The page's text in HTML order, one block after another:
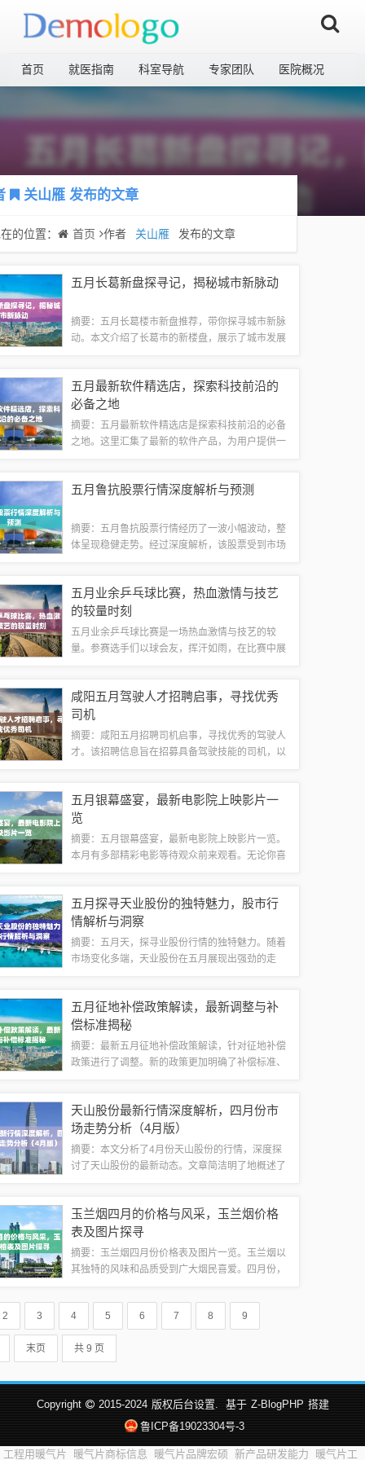
首页 就医指南 科室导航 专家团队 医院概况
关山雁发布的文章
的位置： 首页 作者 关山雁 发布的文章
五月长葛新盘探寻记，揭秘城市新脉动
摘要：五月长葛楼市新盘推荐，带你探寻城市新脉
动。本文介绍了长葛市的新楼盘，展示了城市发展
说，这是一个了解长葛新楼盘的好机会，把握...
五月最新软件精选店，探索科技前沿的
必备之地
摘要：五月最新软件精选店是探索科技前沿的必备
之地。这里汇集了最新的软件产品，为用户提供一
新软件精选店，发现科技的新魅力，让生活更...
五月鲁抗股票行情深度解析与预测
摘要：五月鲁抗股票行情经历了一波小幅波动，整
体呈现稳健走势。经过深度解析，该股票受到市场
度解析需结合专业财经媒体、研究报告和市场...
五月业余乒乓球比赛，热血激情与技艺
的较量时刻
五月业余乒乓球比赛是一场热血激情与技艺的较
量。参赛选手们以球会友，挥汗如雨，在比赛中展
贯注，全力以赴，为荣誉而战。这场比赛吸引了...
咸阳五月驾驶人才招聘启事，寻找优秀
司机
摘要：咸阳五月招聘司机启事，寻找优秀的驾驶人
才。该招聘信息旨在招募具备驾驶技能的司机，以
请密切关注咸阳招聘网站或相关媒体渠道，及...
五月银幕盛宴，最新电影院上映影片一
览
摘要：五月银幕盛宴，最新电影院上映影片一览。
本月有多部精彩电影等待观众前来观看。无论你喜
宴，快来电影院一探究竟吧！震撼人心的巨作—...
五月探寻天业股份的独特魅力，股市行
情解析与洞察
摘要：五月天，探寻业股份行情的独特魅力。随着
市场变化多端，天业股份在五月展现出强劲的走
市场热议的焦点。五月天与业股份行情的交融随...
五月征地补偿政策解读，最新调整与补
偿标准揭秘
摘要：最新五月征地补偿政策解读，针对征地补偿
政策进行了调整。新的政策更加明确了补偿标准、
会和谐稳定。相关解读详细介绍了新政策的具...
天山股份最新行情深度解析，四月份市
场走势分析（4月版）
摘要：本文分析了4月份天山股份的行情，深度探
讨了天山股份的最新动态。文章简洁明了地概述了
位、竞争优势以及未来发展趋势。本文旨在为...
玉兰烟四月的价格与风采，玉兰烟价格
表及图片探寻
摘要：玉兰烟四月份价格表及图片一览。玉兰烟以
其独特的风味和品质受到广大烟民喜爱。四月份，
寻玉兰烟的价格与风采，满足烟民们的不同需求。
玉兰烟品牌导读随着季节的转换，春天的气息...
2 3 4 5 6 7 8 9
末页 共 9 页
Copyright 2015-2024 版权后台设置. 基于 Z-BlogPHP 搭建
鲁ICP备19023304号-3
工程用暖气片 暖气片商标信息 暖气片品牌宏硕 新产品研发能力 暖气片工